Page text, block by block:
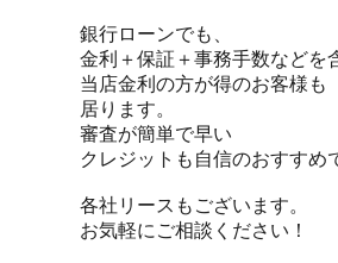
銀行ローンでも、
金利＋保証＋事務手数などを
当店金利の方が得のお客様も
居ります。
審査が簡単で早い
クレジットも自信のおすすめで
各社リースもございます。
お気軽にご相談ください！